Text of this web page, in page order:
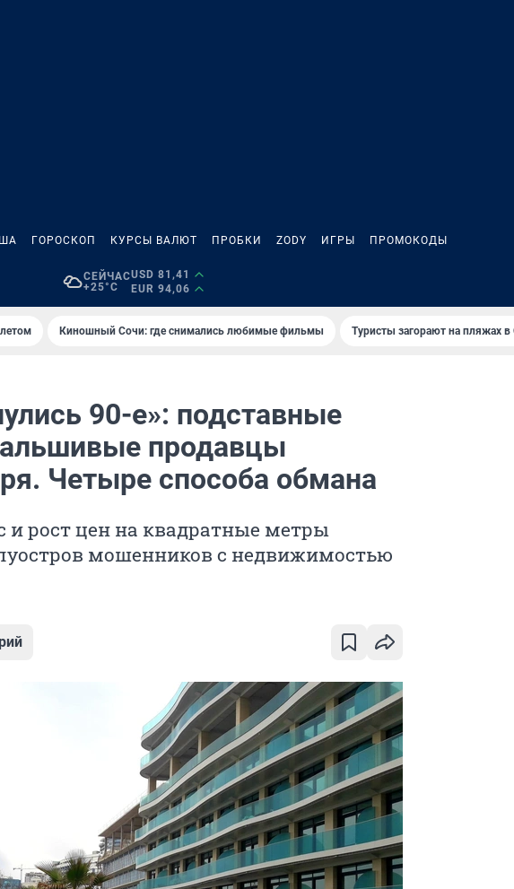
ГОРОСКОП КУРСЫ ВАЛЮТ ПРОБКИ ZODY ИГРЫ ПРОМОКОДЫ
СЕЙЧАС
+25°C
USD 81,41
EUR 94,06
Киношный Сочи: где снимались любимые фильмы Туристы загорают на пляжах
90-е»: подставные
продавцы
Четыре способа обмана
рост цен на квадратные метры
мошенников с недвижимостью